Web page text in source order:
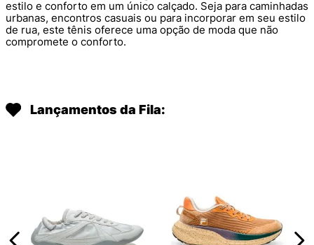
estilo e conforto em um único calçado. Seja para caminhadas
urbanas, encontros casuais ou para incorporar em seu estilo
de rua, este tênis oferece uma opção de moda que não
compromete o conforto.
Lançamentos da Fila: